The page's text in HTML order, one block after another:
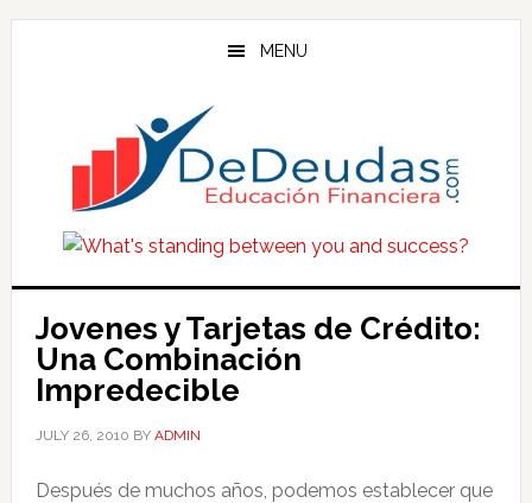
Skip
Skip
Skip
MENU
Jovenes y Tarjetas de Crédito:
Una Combinación
Impredecible
JULY 26, 2010 BY ADMIN
Después de muchos años, podemos establecer que